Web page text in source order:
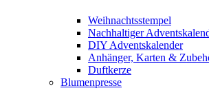
Weihnachtsstempel
Nachhaltiger
DIY Adventskalender
Anhänger, Karten &
Duftkerze
Blumenpresse